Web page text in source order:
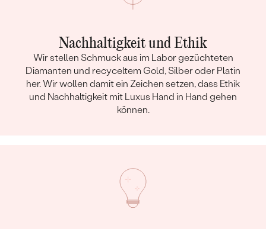
Nachhaltigkeit und Ethik
Wir stellen Schmuck aus im Labor gezüchteten
Diamanten und recyceltem Gold, Silber oder Platin
her. Wir wollen damit ein Zeichen setzen, dass Ethik
und Nachhaltigkeit mit Luxus Hand in Hand gehen
können.